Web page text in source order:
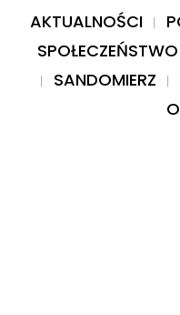
AKTUALNOŚCI
SPOŁECZEŃSTWO
SANDOMIERZ